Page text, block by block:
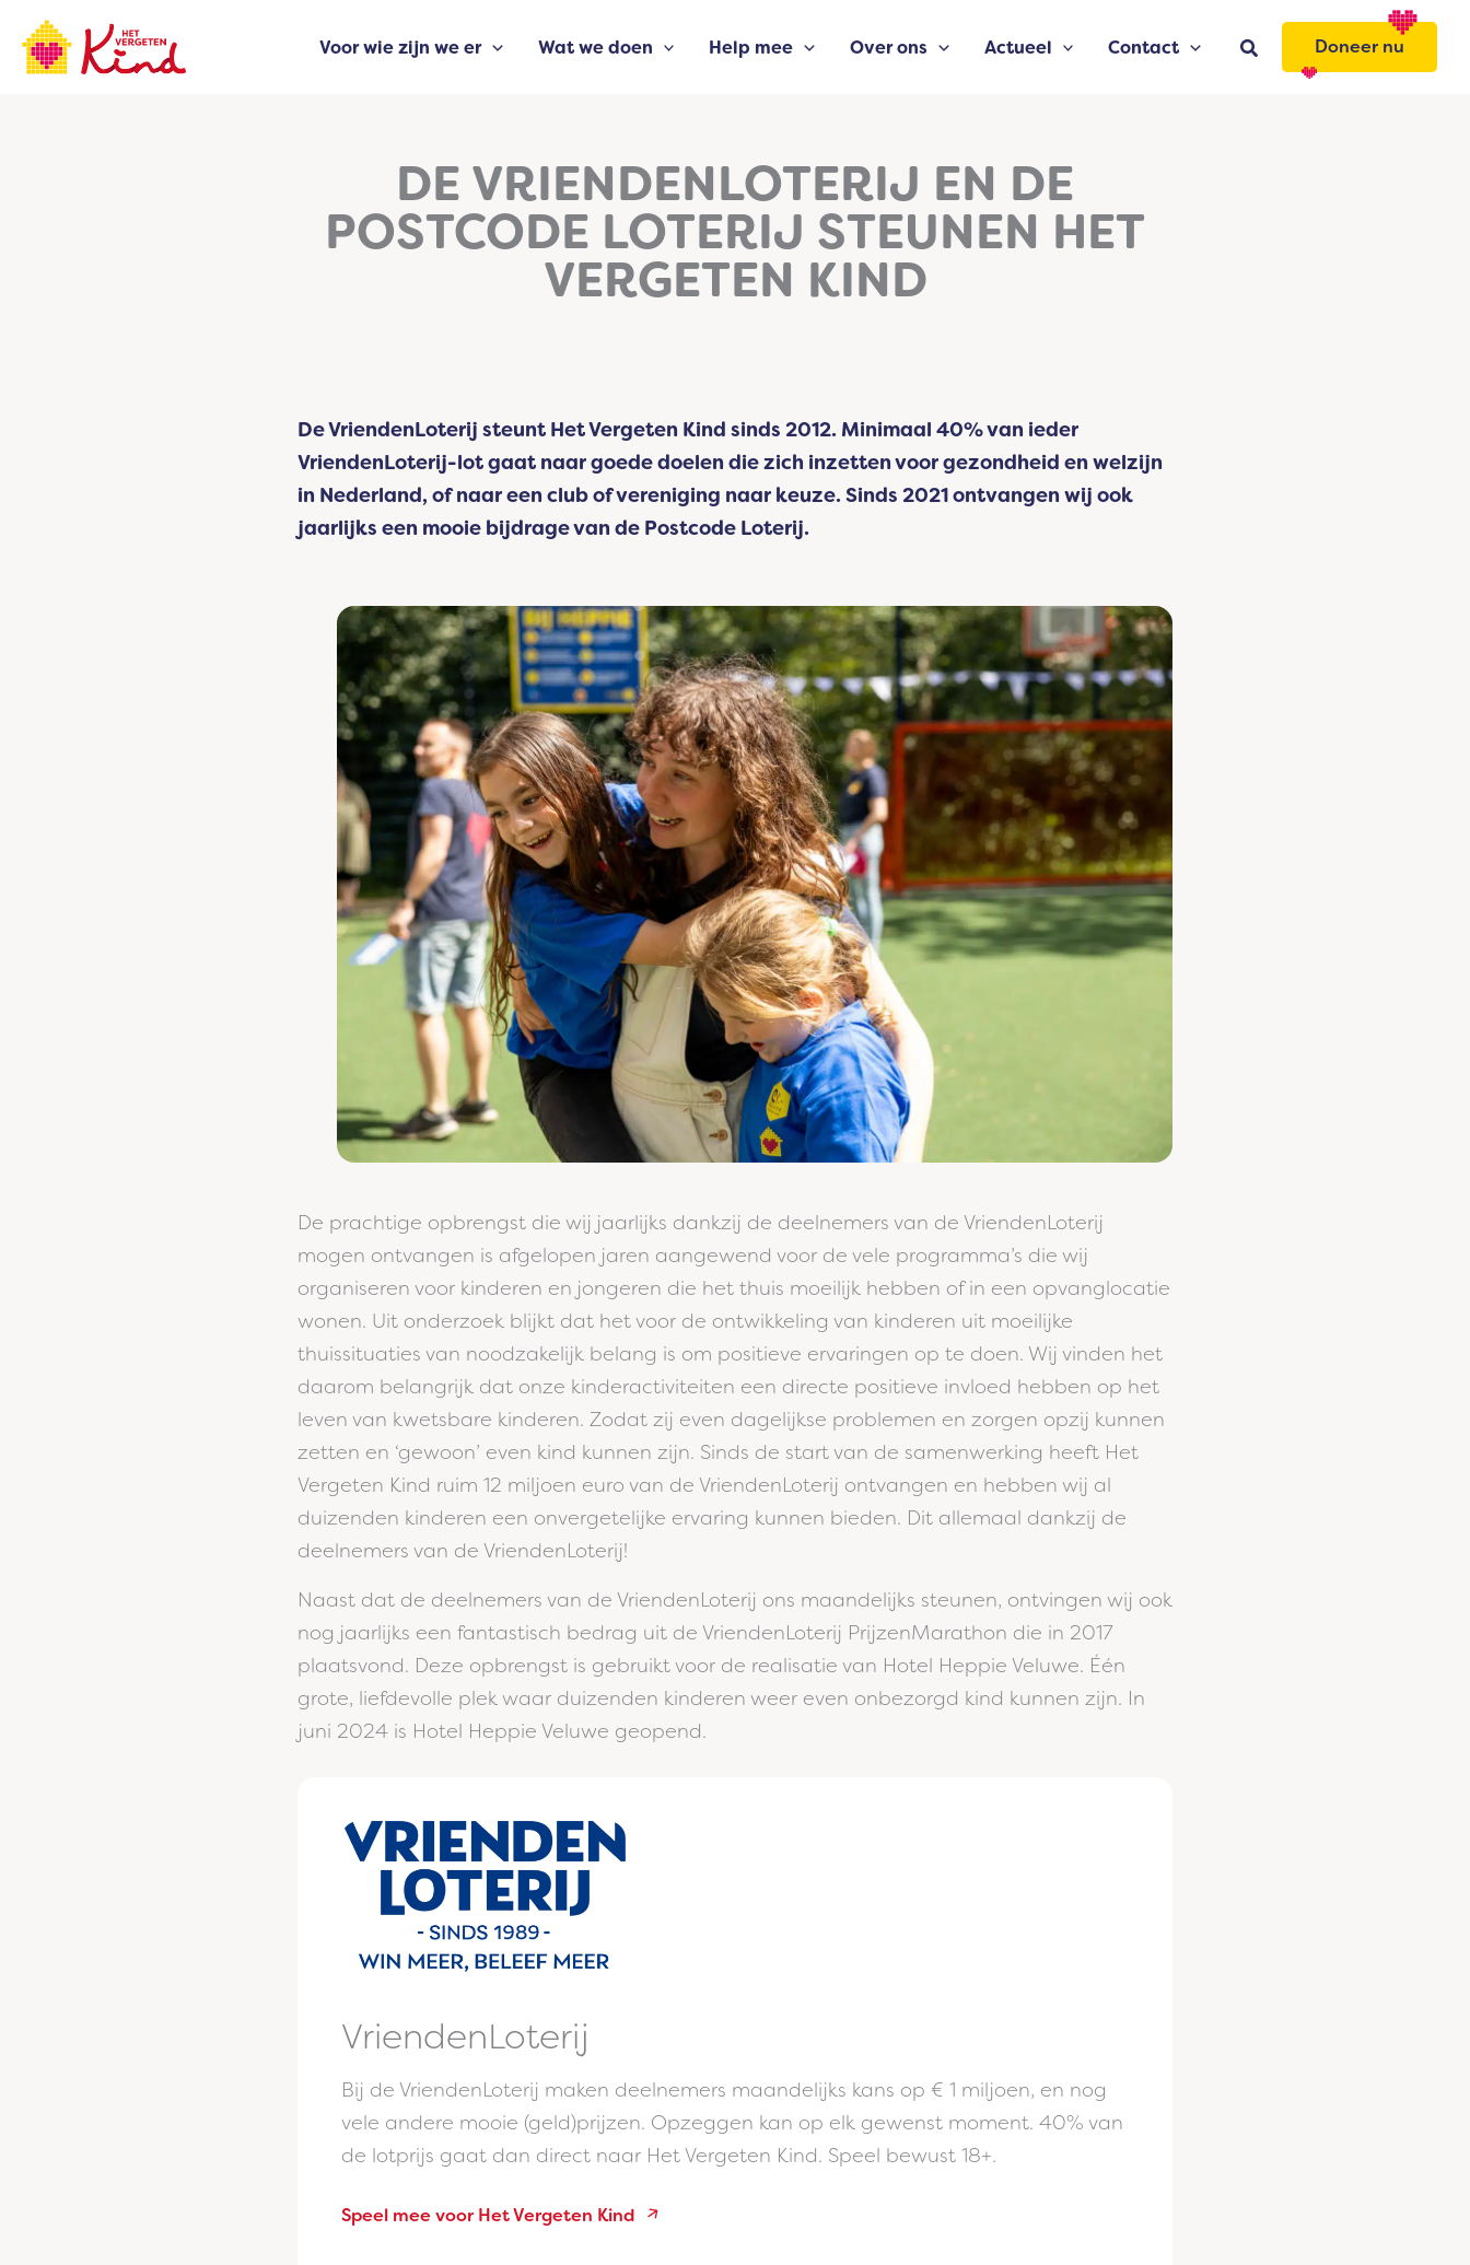
naar
Voor wie zijn we er Wat we doen Help mee Over ons Actueel Contact Zoeken Doneer nu
DE VRIENDENLOTERIJ EN DE
POSTCODE LOTERIJ STEUNEN HET
VERGETEN KIND
De VriendenLoterij steunt Het Vergeten Kind sinds 2012. Minimaal 40% van ieder
VriendenLoterij-lot gaat naar goede doelen die zich inzetten voor gezondheid en welzijn
in Nederland, of naar een club of vereniging naar keuze. Sinds 2021 ontvangen wij ook
jaarlijks een mooie bijdrage van de Postcode Loterij.
De prachtige opbrengst die wij jaarlijks dankzij de deelnemers van de VriendenLoterij
mogen ontvangen is afgelopen jaren aangewend voor de vele programma’s die wij
organiseren voor kinderen en jongeren die het thuis moeilijk hebben of in een opvanglocatie
wonen. Uit onderzoek blijkt dat het voor de ontwikkeling van kinderen uit moeilijke
thuissituaties van noodzakelijk belang is om positieve ervaringen op te doen. Wij vinden het
daarom belangrijk dat onze kinderactiviteiten een directe positieve invloed hebben op het
leven van kwetsbare kinderen. Zodat zij even dagelijkse problemen en zorgen opzij kunnen
zetten en ‘gewoon’ even kind kunnen zijn. Sinds de start van de samenwerking heeft Het
Vergeten Kind ruim 12 miljoen euro van de VriendenLoterij ontvangen en hebben wij al
duizenden kinderen een onvergetelijke ervaring kunnen bieden. Dit allemaal dankzij de
deelnemers van de VriendenLoterij!
Naast dat de deelnemers van de VriendenLoterij ons maandelijks steunen, ontvingen wij ook
nog jaarlijks een fantastisch bedrag uit de VriendenLoterij PrijzenMarathon die in 2017
plaatsvond. Deze opbrengst is gebruikt voor de realisatie van Hotel Heppie Veluwe. Één
grote, liefdevolle plek waar duizenden kinderen weer even onbezorgd kind kunnen zijn. In
juni 2024 is Hotel Heppie Veluwe geopend.
VriendenLoterij
Bij de VriendenLoterij maken deelnemers maandelijks kans op € 1 miljoen, en nog
vele andere mooie (geld)prijzen. Opzeggen kan op elk gewenst moment. 40% van
de lotprijs gaat dan direct naar Het Vergeten Kind. Speel bewust 18+.
Speel mee voor Het Vergeten Kind